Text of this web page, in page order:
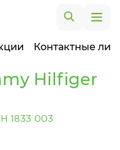
Контактные
Hilfiger